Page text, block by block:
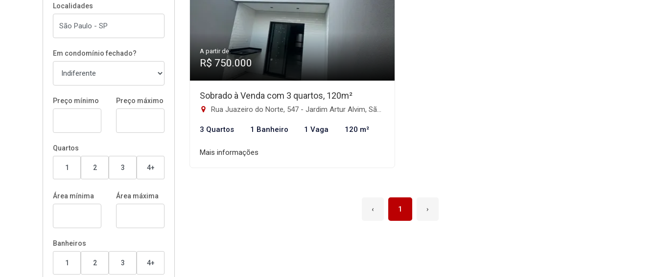
Localidades
Em condomínio fechado?
Preço mínimo Preço máximo
Quartos
1 2 3 4+
Área mínima Área máxima
Banheiros
1 2 3 4+
A partir de:
R$ 750.000
Sobrado à Venda com 3 quartos, 120m²
Rua Juazeiro do Norte, 547 - Jardim Artur Alvim, São Paulo-SP
3 Quartos 1 Banheiro 1 Vaga 120 m²
Mais informações
‹ 1 ›